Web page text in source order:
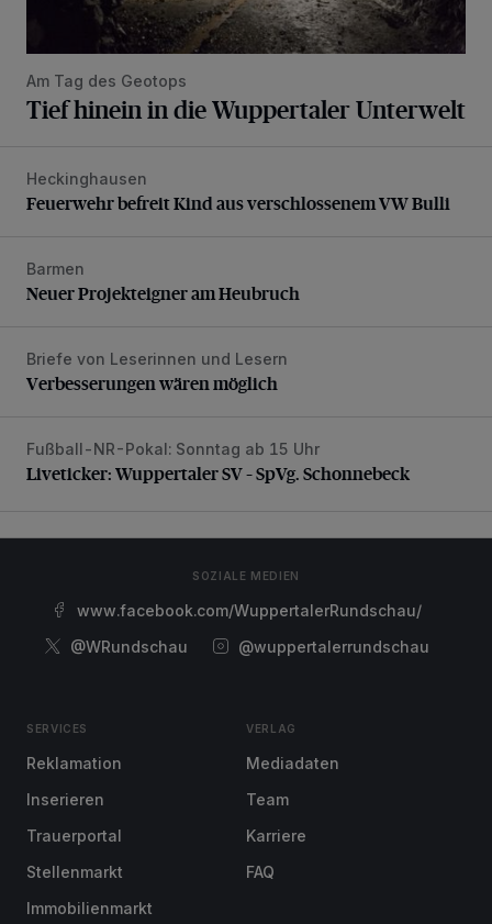
Am Tag des Geotops
Tief hinein in die Wuppertaler Unterwelt
Feuerwehr befreit Kind aus verschlossenem VW Bulli
Heckinghausen
Feuerwehr befreit Kind aus verschlossenem VW Bulli
Neuer Projekteigner am Heubruch
Barmen
Neuer Projekteigner am Heubruch
Verbesserungen wären möglich
Briefe von Leserinnen und Lesern
Verbesserungen wären möglich
Liveticker: Wuppertaler SV – SpVg. Schonnebeck
Fußball-NR-Pokal: Sonntag ab 15 Uhr
Liveticker: Wuppertaler SV – SpVg. Schonnebeck
SOZIALE MEDIEN
www.facebook.com/WuppertalerRundschau/
@WRundschau
@wuppertalerrundschau
SERVICES
Reklamation
Inserieren
Trauerportal
Stellenmarkt
Immobilienmarkt
VERLAG
Mediadaten
Team
Karriere
FAQ